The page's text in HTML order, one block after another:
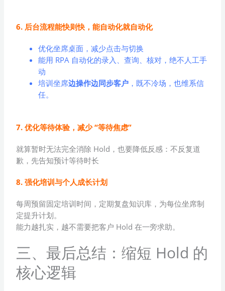
6. 后台流程能快则快，能自动化就自动化
优化坐席桌面，减少点击与切换
能用 RPA 自动化的录入、查询、核对，绝不人工手
动
培训坐席边操作边同步客户 ，既不冷场，也维系信
任。
7. 优化等待体验，减少 “等待焦虑”
就算暂时无法完全消除 Hold，也要降低反感：不反复道
歉，先告知预计等待时长
8. 强化培训与个人成长计划
每周预留固定培训时间，定期复盘知识库，为每位坐席制
定提升计划。
能力越扎实，越不需要把客户 Hold 在一旁求助。
三、最后总结：缩短 Hold 的
核心逻辑